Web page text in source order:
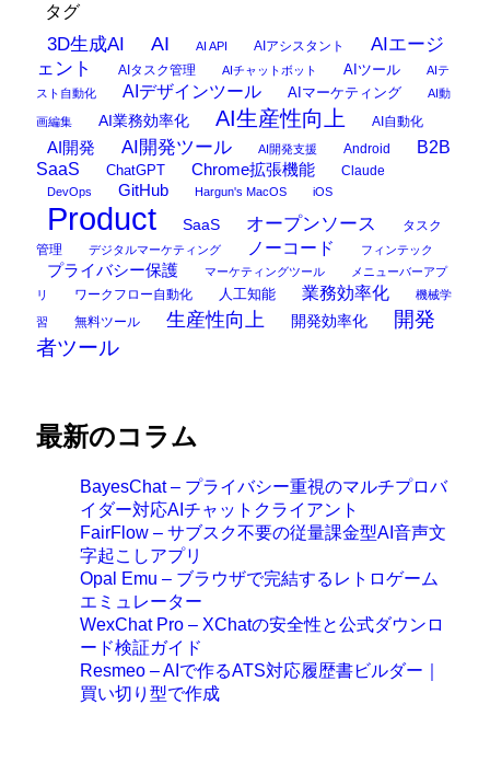
タグ
3D生成AI AI AI API AIアシスタント
AIエージ
ェント
AIタスク管理 AIチャットボット AIツール
AIテ
スト自動化
AIデザインツール AIマーケティング AI動
画編集 AI業務効率化 AI生産性向上 AI自動化
AI開発 AI開発ツール AI開発支援 Android
B2B
SaaS
ChatGPT Chrome拡張機能 Claude
DevOps GitHub Hargun's MacOS iOS
Product SaaS オープンソース
タスク
管理
デジタルマーケティング ノーコード フィンテック
プライバシー保護 マーケティングツール
メニューバーアプ
リ
ワークフロー自動化 人工知能 業務効率化 機械学
習 無料ツール 生産性向上 開発効率化
開発
者ツール
最新のコラム
BayesChat – プライバシー重視のマルチプロバ
イダー対応AIチャットクライアント
FairFlow – サブスク不要の従量課金型AI音声文
字起こしアプリ
Opal Emu – ブラウザで完結するレトロゲーム
エミュレーター
WexChat Pro – XChatの安全性と公式ダウンロ
ード検証ガイド
Resmeo – AIで作るATS対応履歴書ビルダー｜
買い切り型で作成